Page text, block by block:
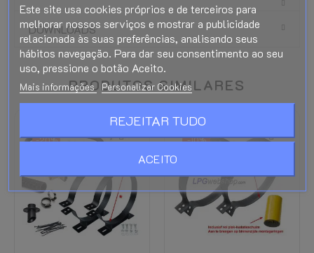
DOWNLOADS
PRODUTOS SIMILARES
-20% -10%
Este site usa cookies próprios e de terceiros para
melhorar nossos serviços e mostrar a publicidade
relacionada às suas preferências, analisando seus
hábitos navegação. Para dar seu consentimento ao seu
uso, pressione o botão Aceito.
Mais informações Personalizar Cookies
REJEITAR TUDO
ACEITO